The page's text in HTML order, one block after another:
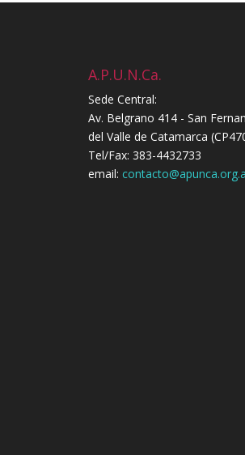
A.P.U.N.Ca.
Sede Central:
Av. Belgrano 414 - San
del Valle de Catamarca
Tel/Fax: 383-4432733
email: